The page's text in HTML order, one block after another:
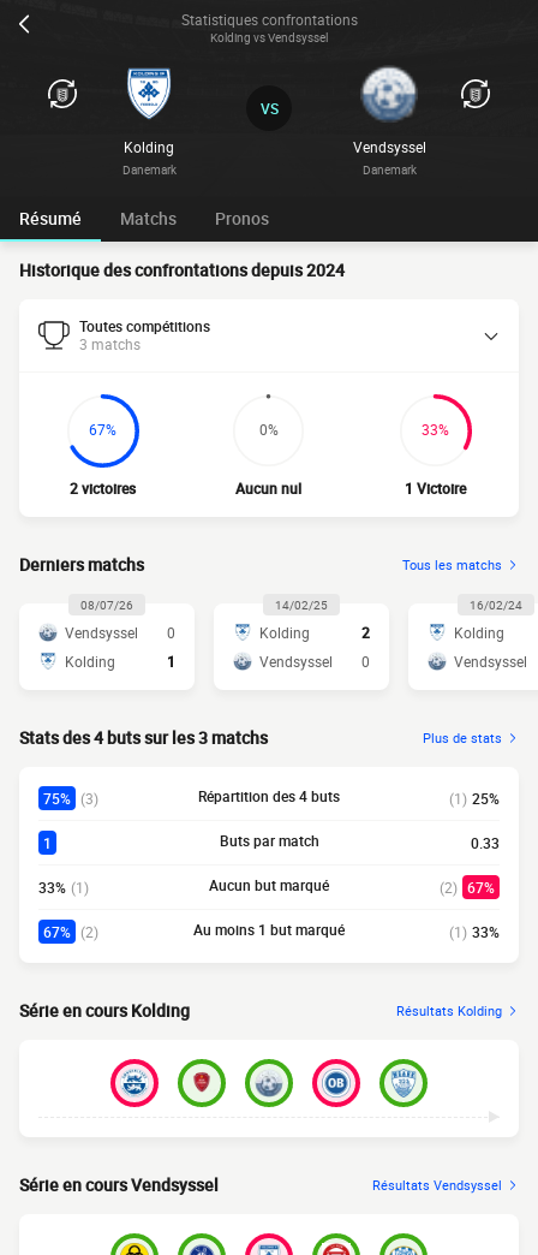
Statistiques confrontations
Kolding vs Vendsyssel
Kolding
Danemark
Vendsyssel
Danemark
VS
Résumé Matchs Pronos
Historique des confrontations depuis 2024
Toutes compétitions
3 matchs
67%
2 victoires
0%
Aucun nul
33%
1 Victoire
Derniers matchs Tous les matchs
08/07/26
Vendsyssel
0
Kolding
1
14/02/25
Kolding
2
Vendsyssel
0
16/02/24
Kolding
Vendsyssel
Stats des 4 buts sur les 3 matchs Plus de stats
75% (3) Répartition des 4 buts (1) 25%
1 Buts par match 0.33
33% (1) Aucun but marqué (2) 67%
67% (2) Au moins 1 but marqué (1) 33%
Série en cours Kolding Résultats Kolding
Série en cours Vendsyssel Résultats Vendsyssel